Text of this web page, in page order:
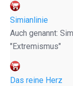
Simianlinie
Auch genannt:
"Extremismus"
Das reine Herz